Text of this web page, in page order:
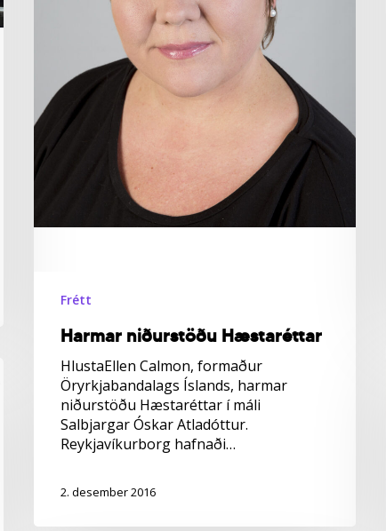
Frétt
Harmar niðurstöðu Hæstaréttar
HlustaEllen Calmon, formaður
Öryrkjabandalags Íslands, harmar
niðurstöðu Hæstaréttar í máli
Salbjargar Óskar Atladóttur.
Reykjavíkurborg hafnaði…
2. desember 2016